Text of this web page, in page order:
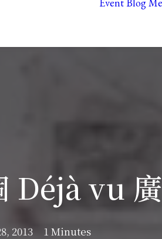
Event Blog
Déjà vu
2013 1 Minutes